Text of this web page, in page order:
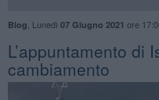
Blog Lunedì 07 Giugno 2021 ore
L’appuntamento di
cambiamento